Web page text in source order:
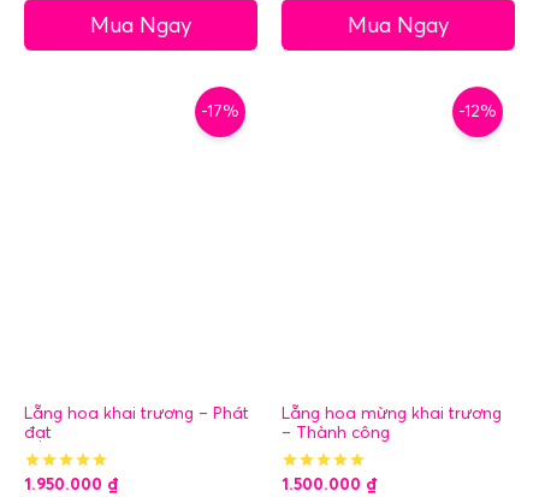
Mua Ngay Mua Ngay
-17%
Lẵng hoa khai trương – Phát
đạt
1.950.000 ₫
-12%
Lẵng hoa mừng khai trương
– Thành công
1.500.000 ₫